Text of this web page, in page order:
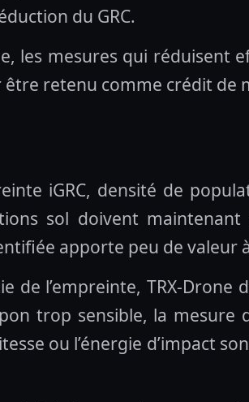
du GRC.
les mesures qui réduisent
retenu comme crédit de
iGRC, densité de
sol doivent
apporte peu de valeur
de l’empreinte, TRX-
trop sensible, la
ou l’énergie d’impact